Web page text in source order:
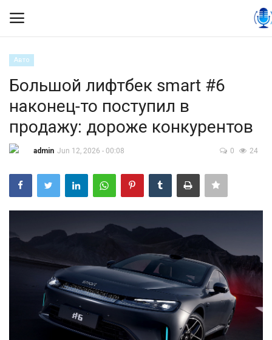
Контакты
Правила размещения
Экономика
Технологии
Спорт
Недвижимость
Авто
Большой лифтбек smart #6
наконец-то поступил в
продажу: дороже конкурентов
admin Jun 12, 2026 - 00:08 0 24